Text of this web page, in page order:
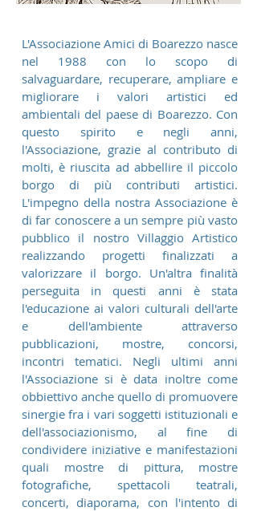
L'Associazione Amici di Boarezzo nasce
nel 1988 con lo scopo di
salvaguardare, recuperare, ampliare e
migliorare i valori artistici ed
ambientali del paese di Boarezzo. Con
questo spirito e negli anni,
l'Associazione, grazie al contributo di
molti, è riuscita ad abbellire il piccolo
borgo di più contributi artistici.
L'impegno della nostra Associazione è
di far conoscere a un sempre più vasto
pubblico il nostro Villaggio Artistico
realizzando progetti finalizzati a
valorizzare il borgo. Un'altra finalità
perseguita in questi anni è stata
l'educazione ai valori culturali dell'arte
e dell'ambiente attraverso
pubblicazioni, mostre, concorsi,
incontri tematici. Negli ultimi anni
l'Associazione si è data inoltre come
obbiettivo anche quello di promuovere
sinergie fra i vari soggetti istituzionali e
dell'associazionismo, al fine di
condividere iniziative e manifestazioni
quali mostre di pittura, mostre
fotografiche, spettacoli teatrali,
concerti, diaporama, con l'intento di